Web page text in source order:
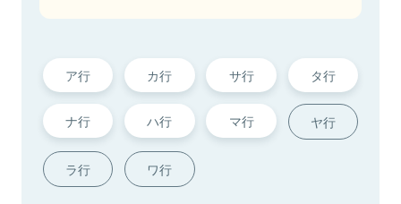
ア行 カ行 サ行 タ行
ナ行 ハ行 マ行 ヤ行
ラ行 ワ行